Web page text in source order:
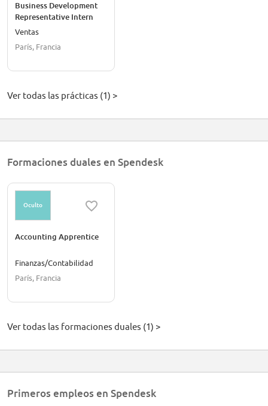
Business Development
Representative Intern
Ventas
París, Francia
Ver todas las prácticas (1) >
Formaciones duales en Spendesk
Oculto
Accounting Apprentice
Finanzas/Contabilidad
París, Francia
Ver todas las formaciones duales (1) >
Primeros empleos en Spendesk